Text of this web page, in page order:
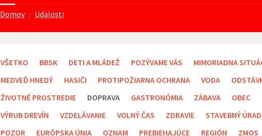
Domov / Udalosti
VŠETKO BBSK DETI A MLÁDEŽ POZÝVAME VÁS
MIMORIADNA
MEDVEĎ HNEDÝ
HASIČI PROTIPOŽIARNA OCHRANA VODA
ŽIVOTNÉ PROSTREDIE
DOPRAVA GASTRONÓMIA ZÁBAVA
OBEC
VÝRUB DREVÍN
VZDELÁVANIE VOLNÝ ČAS ZDRAVIE
STAVEBNÝ ÚRAD
POZOR
EURÓPSKA ÚNIA OZNAM PREBIEHAJÚCE REGIÓN
ZMOS